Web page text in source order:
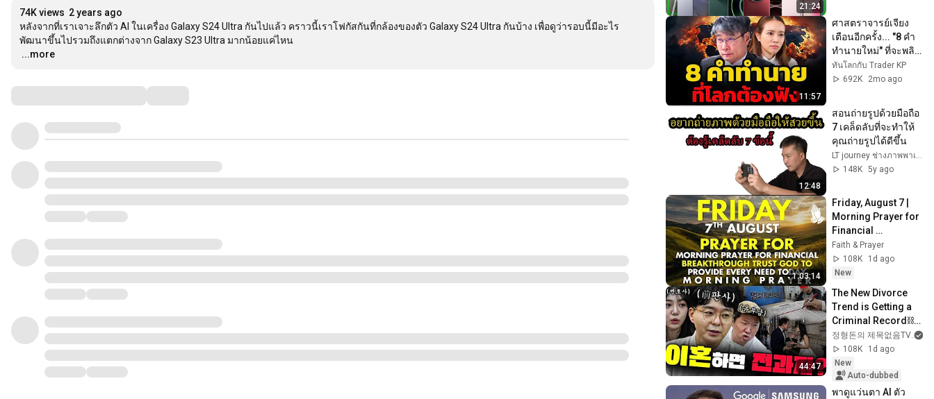
74K views 2 years ago
หลังจากที่เราเจาะลึกตัว AI ในเครื่อง Galaxy S24 Ultra กันไปแล้ว คราวนี้เราโฟกัสกันที่กล้องของตัว Galaxy S24 Ultra กันบ้าง เพื่อดูว่ารอบนี้มีอะไร
…
...more
21:24
11:57
ศาสตราจารย์เจียง
เตือนอีกครั้ง... "8 คำ
ทำนายใหม่" ที่จะพลิก
ชะตาโลก
ทันโลกกับ Trader KP
692K
2mo ago
12:48
สอนถ่ายรูปด้วยมือถือ
7 เคล็ดลับที่จะทำให้
คุณถ่ายรูปได้ดีขึ้น
148K 5y ago
1:03:14
Friday, August 7 |
Morning Prayer for
Financial
Breakthrough |
Trust God to
Provide Every Need
Today
Faith & Prayer
108K
1d ago
New
44:47
The New Divorce
Trend is Getting a
Criminal Record⛓
lol (Weird logic
where adultery is
okay but p...
정형돈의 제목없음TV
108K
1d ago
New
Auto-dubbed
พาดูแว่นตา AI ตัว